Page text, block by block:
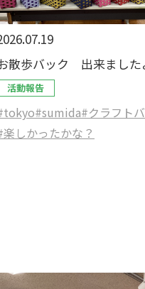
散歩バック 出来ました
活動報告
#sumida#クラフト
楽しかったかな？